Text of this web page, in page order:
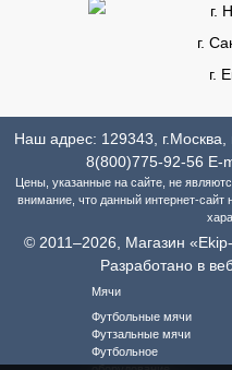
г.
г.
г.
Наш адрес: 129343,
8(800)775-92-56 E-
Цены, указанные на сайте, не
внимание, что данный интернет-
© 2011–2026, Магазин
Разработано в
Мячи
Футбольные мячи
Футзальные мячи
Футбольное